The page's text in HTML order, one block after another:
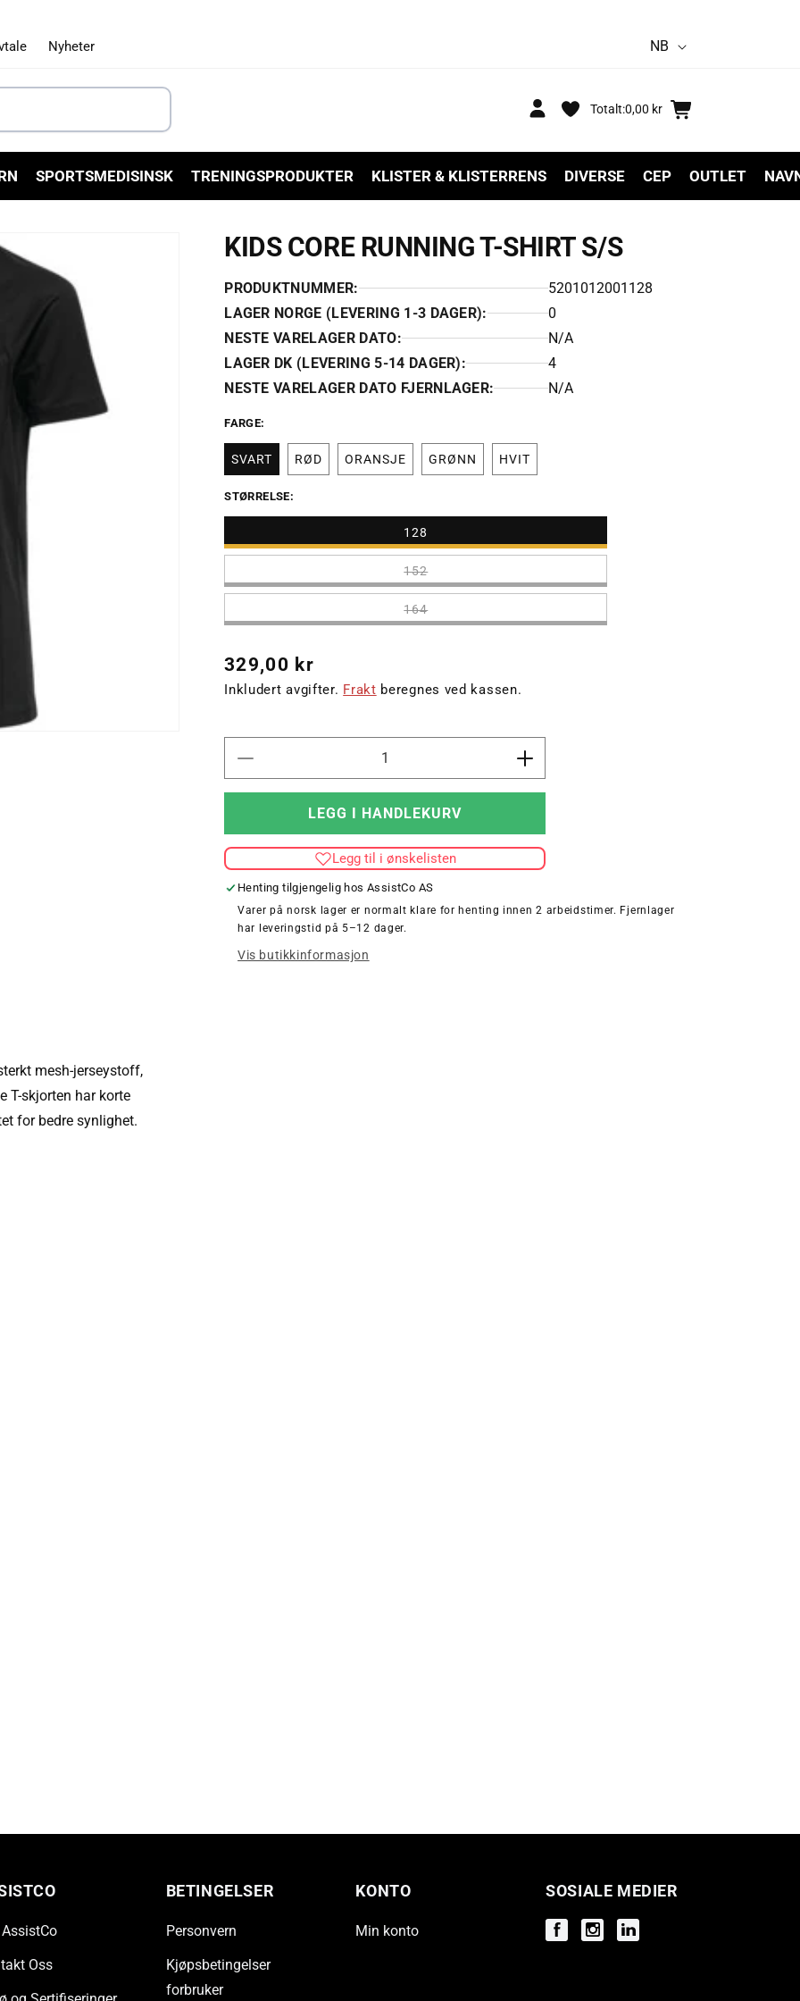
Nyheter
S
k
NB
inn
Totalt:0,00 kr
Handlekurv
SPORTSMEDISINSK TRENINGSPRODUKTER KLISTER & KLISTERRENS DIVERSE CEP OUTLET
KIDS CORE RUNNING T-SHIRT S/S
PRODUKTNUMMER:
5201012001128
LAGER NORGE (LEVERING 1-3 DAGER):
0
NESTE VARELAGER DATO:
N/A
LAGER DK (LEVERING 5-14 DAGER):
4
NESTE VARELAGER DATO FJERNLAGER:
N/A
FARGE:
SVART RØD ORANSJE GRØNN HVIT
STØRRELSE:
128
152
164
Vanlig
pris
329,00 kr
Inkludert avgifter. Frakt beregnes ved kassen.
antallet
RUNNING
SHIRT
S/S
Øk
antallet
RUNNING
S/S
LEGG I HANDLEKURV
Legg til i ønskelisten
Henting tilgjengelig hosAssistCo AS
Varer på norsk lager er normalt klare for henting innen 2 arbeidstimer. Fjernlager
har leveringstid på 5–12 dager.
Vis butikkinformasjon
mesh-jerseystoff,
T-skjorten har korte
for bedre synlighet.
Oss
BETINGELSER
Personvern
Kjøpsbetingelser
forbruker
KONTO
Min konto
SOSIALE MEDIER
FacebookInstagramInstagram